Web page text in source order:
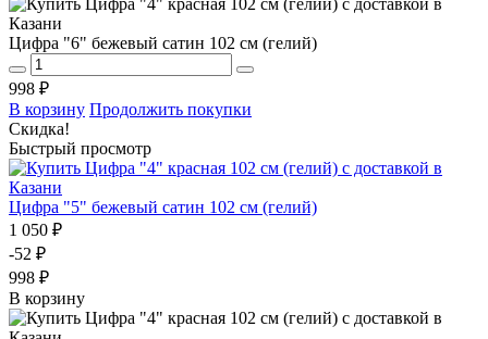
Цифра "6" бежевый сатин 102 см (гелий)
998 ₽
В корзину Продолжить покупки
Скидка!
Быстрый просмотр
Цифра "5" бежевый сатин 102 см (гелий)
1 050 ₽
-52 ₽
998 ₽
В корзину